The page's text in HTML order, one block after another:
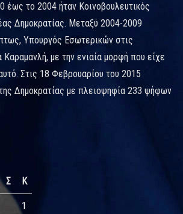
έως το 2004 ήταν Κοινοβουλευτικός
Δημοκρατίας. Μεταξύ 2004-2009
Υπουργός Εσωτερικών στις
με την ενιαία μορφή που είχε
Στις 18 Φεβρουαρίου του 2015
Δημοκρατίας με πλειοψηφία 233 ψήφων
Σ Κ
1